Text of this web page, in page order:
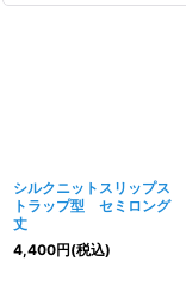
シルクニットスリップス
トラップ型 セミロング
丈
4,400円(税込)